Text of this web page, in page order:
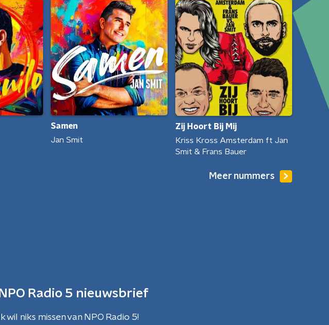
Samen
Jan Smit
Zij Hoort Bij Mij
Kriss Kross Amsterdam ft Jan
Smit & Frans Bauer
Meer nummers
NPO Radio 5 nieuwsbrief
Ik wil niks missen van NPO Radio 5!